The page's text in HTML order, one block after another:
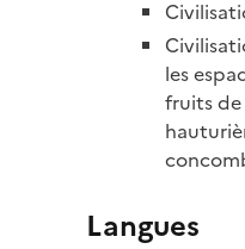
les
fruits de
Langues